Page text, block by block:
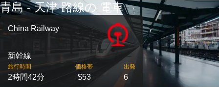
青島 - 天津 路線の 電車
China Railway
新幹線
旅行時間
2時間42分
価格帯
$53
出発
6